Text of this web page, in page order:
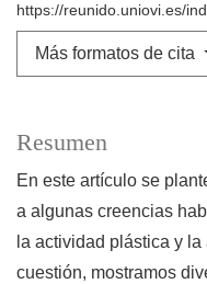
https://reunido.uniovi.es/
Más formatos de cita
Resumen
En este artículo se
a algunas creencias
la actividad plástica y
cuestión, mostramos